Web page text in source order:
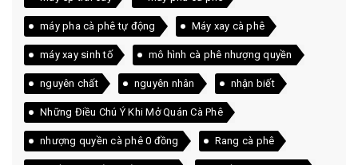
máy pha cà phê tự động Máy xay cà phê
máy xay sinh tố mô hình cà phê nhượng quyền
nguyên chất nguyên nhân nhận biết
Những Điều Chú Ý Khi Mở Quán Cà Phê
nhượng quyền cà phê 0 đồng Rang cà phê